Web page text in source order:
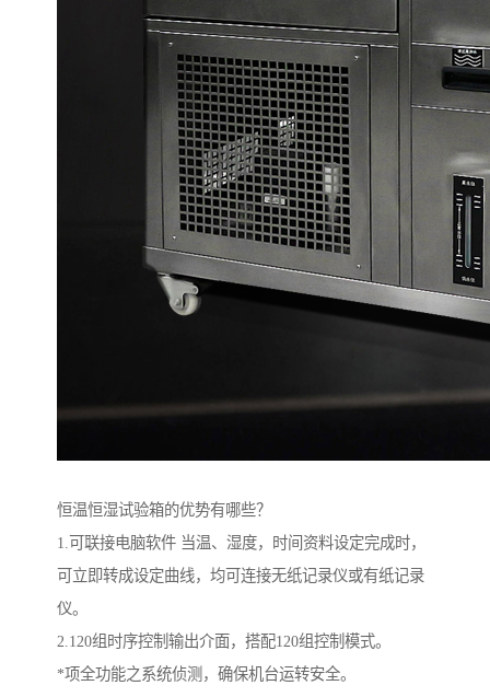
恒温恒湿试验箱的优势有哪些？
1.可联接电脑软件 当温、湿度，时间资料设定完成时，
可立即转成设定曲线，均可连接无纸记录仪或有纸记录
仪。
2.120组时序控制输出介面，搭配120组控制模式。
*项全功能之系统侦测，确保机台运转安全。